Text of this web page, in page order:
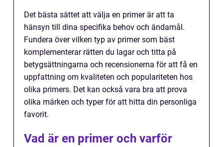
Det bästa sättet att välja en primer är att ta
hänsyn till dina specifika behov och ändamål.
Fundera över vilken typ av primer som bäst
komplementerar rätten du lagar och titta på
betygsättningarna och recensionerna för att få en
uppfattning om kvaliteten och populariteten hos
olika primers. Det kan också vara bra att prova
olika märken och typer för att hitta din personliga
favorit.
Vad är en primer och varför